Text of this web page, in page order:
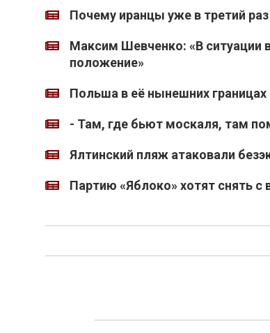
Почему иранцы уже в третий
Максим Шевченко: «В ситуации
положение»
Польша в её нынешних
- Там, где бьют москаля, там
Ялтинский пляж атаковали
Партию «Яблоко» хотят снять